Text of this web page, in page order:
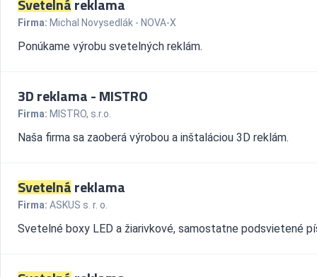
Svetelnáreklama
Firma: Michal Novysedlák - NOVA-X
Ponúkame výrobu svetelných reklám.
3D reklama - MISTRO
Firma: MISTRO, s.r.o.
Naša firma sa zaoberá výrobou a inštaláciou 3D reklám.
Svetelnáreklama
Firma: ASKUS s. r. o.
Svetelné boxy LED a žiarivkové, samostatne podsvietené